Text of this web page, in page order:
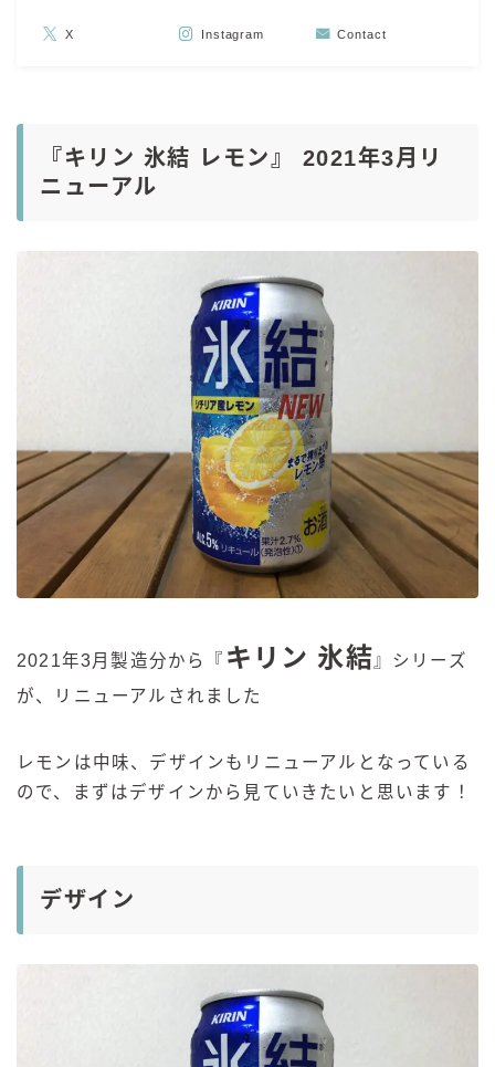
Amazon
楽天
X Instagram Contact
『キリン 氷結 レモン』 2021年3月リ
ニューアル
2021年3月製造分から『 キリン 氷結 』シリーズ
が、リニューアルされました
レモンは中味、デザインもリニューアルとなっている
ので、まずはデザインから見ていきたいと思います！
デザイン